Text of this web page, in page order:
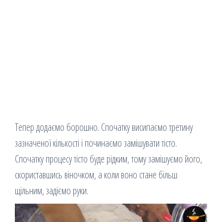
Тепер додаємо борошно. Спочатку висипаємо третину
зазначеної кількості і починаємо замішувати тісто.
Спочатку процесу тісто буде рідким, тому замішуємо його,
скориставшись віночком, а коли воно стане більш
щільним, задіємо руки.